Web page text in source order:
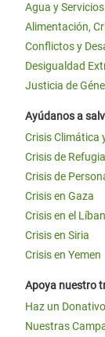
Agua y
Alimentación,
Conflictos y
Desigualdad
Justicia de
Ayúdanos a
Crisis Climática
Crisis de
Crisis de
Crisis en Gaza
Crisis en el
Crisis en Siria
Crisis en Yemen
Apoya nuestro
Haz un Donativo
Nuestras